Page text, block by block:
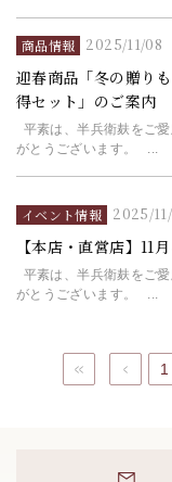
2025/11/08
商品情報
迎春商品「冬の贈り
得セット」のご案内
平素は、半兵衛麸をご
がとうございます。 ...
2025/
イベント情報
【本店・直営店】11
平素は、半兵衛麸をご
がとうございます。 ...
最初へ 前へ1